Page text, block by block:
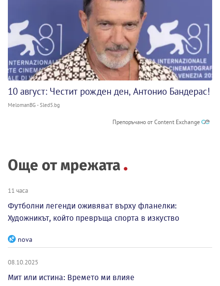
10 август: Честит рожден ден, Антонио Бандерас!
MelomanBG - Sled5.bg
Препоръчано от Content Exchange
Още от мрежата
11 часа
Футболни легенди оживяват върху фланелки:
Художникът, който превръща спорта в изкуство
nova
08.10.2025
Мит или истина: Времето ми влияе